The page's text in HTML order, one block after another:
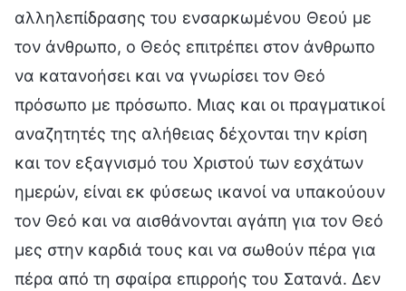
αλληλεπίδρασης του ενσαρκωμένου Θεού με
τον άνθρωπο, ο Θεός επιτρέπει στον άνθρωπο
να κατανοήσει και να γνωρίσει τον Θεό
πρόσωπο με πρόσωπο. Μιας και οι πραγματικοί
αναζητητές της αλήθειας δέχονται την κρίση
και τον εξαγνισμό του Χριστού των εσχάτων
ημερών, είναι εκ φύσεως ικανοί να υπακούουν
τον Θεό και να αισθάνονται αγάπη για τον Θεό
μες στην καρδιά τους και να σωθούν πέρα για
πέρα από τη σφαίρα επιρροής του Σατανά. Δεν